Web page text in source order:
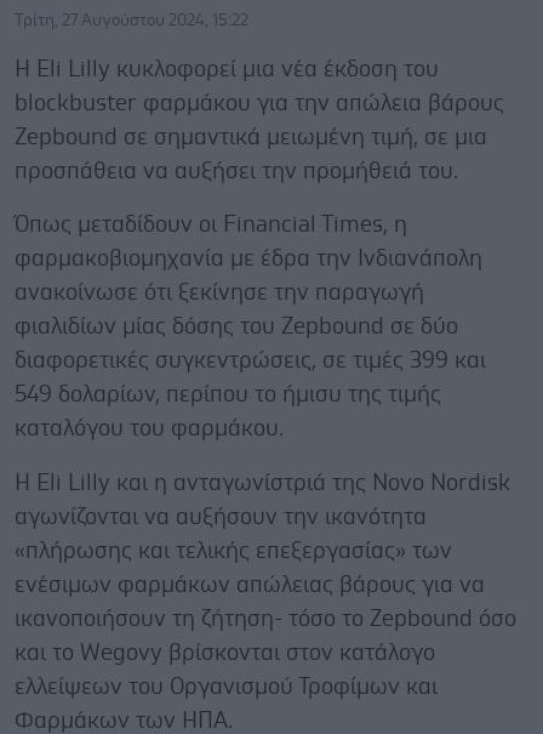
Τρίτη, 27 Αυγούστου 2024, 15:22
Η Eli Lilly κυκλοφορεί μια νέα έκδοση του
blockbuster φαρμάκου για την απώλεια βάρους
Zepbound σε σημαντικά μειωμένη τιμή, σε μια
προσπάθεια να αυξήσει την προμήθειά του.
Όπως μεταδίδουν οι Financial Times, η
φαρμακοβιομηχανία με έδρα την Ινδιανάπολη
ανακοίνωσε ότι ξεκίνησε την παραγωγή
φιαλιδίων μίας δόσης του Zepbound σε δύο
διαφορετικές συγκεντρώσεις, σε τιμές 399 και
549 δολαρίων, περίπου το ήμισυ της τιμής
καταλόγου του φαρμάκου.
Η Eli Lilly και η ανταγωνίστριά της Novo Nordisk
αγωνίζονται να αυξήσουν την ικανότητα
«πλήρωσης και τελικής επεξεργασίας» των
ενέσιμων φαρμάκων απώλειας βάρους για να
ικανοποιήσουν τη ζήτηση- τόσο το Zepbound όσο
και το Wegovy βρίσκονται στον κατάλογο
ελλείψεων του Οργανισμού Τροφίμων και
Φαρμάκων των ΗΠΑ.